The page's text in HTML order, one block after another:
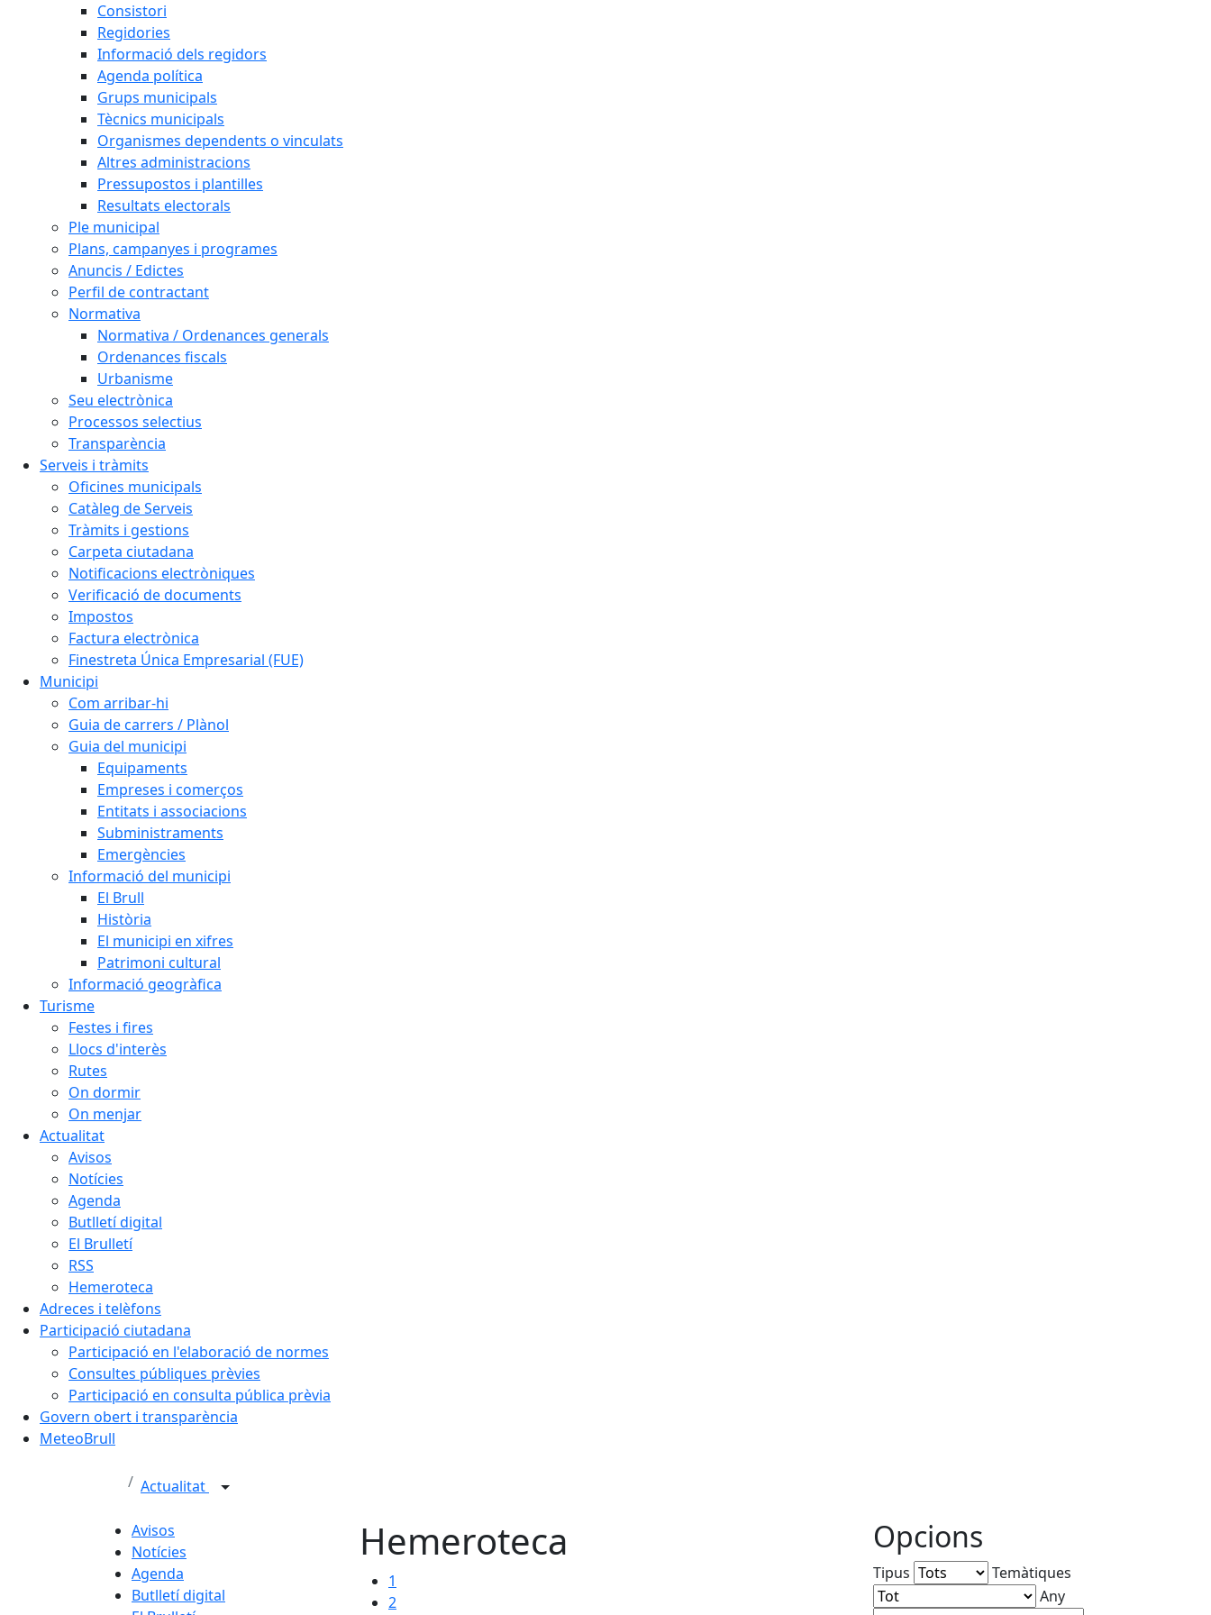
Consistori
Regidories
Informació dels regidors
Agenda política
Grups municipals
Tècnics municipals
Organismes dependents o vinculats
Altres administracions
Pressupostos i plantilles
Resultats electorals
Ple municipal
Plans, campanyes i programes
Anuncis / Edictes
Perfil de contractant
Normativa
Normativa / Ordenances generals
Ordenances fiscals
Urbanisme
Seu electrònica
Processos selectius
Transparència
Serveis i tràmits
Oficines municipals
Catàleg de Serveis
Tràmits i gestions
Carpeta ciutadana
Notificacions electròniques
Verificació de documents
Impostos
Factura electrònica
Finestreta Única Empresarial (FUE)
Municipi
Com arribar-hi
Guia de carrers / Plànol
Guia del municipi
Equipaments
Empreses i comerços
Entitats i associacions
Subministraments
Emergències
Informació del municipi
El Brull
Història
El municipi en xifres
Patrimoni cultural
Informació geogràfica
Turisme
Festes i fires
Llocs d'interès
Rutes
On dormir
On menjar
Actualitat
Avisos
Notícies
Agenda
Butlletí digital
El Brulletí
RSS
Hemeroteca
Adreces i telèfons
Participació ciutadana
Participació en l'elaboració de normes
Consultes públiques prèvies
Participació en consulta pública prèvia
Govern obert i transparència
MeteoBrull
Actualitat
Avisos
Notícies
Agenda
Butlletí digital
Hemeroteca
1
2
Opcions
Tipus
Temàtiques
Any